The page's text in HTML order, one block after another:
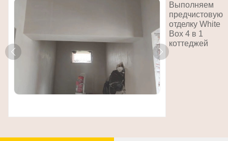
Выполняем
предчистовую
отделку White
Box 4 в 1
коттеджей